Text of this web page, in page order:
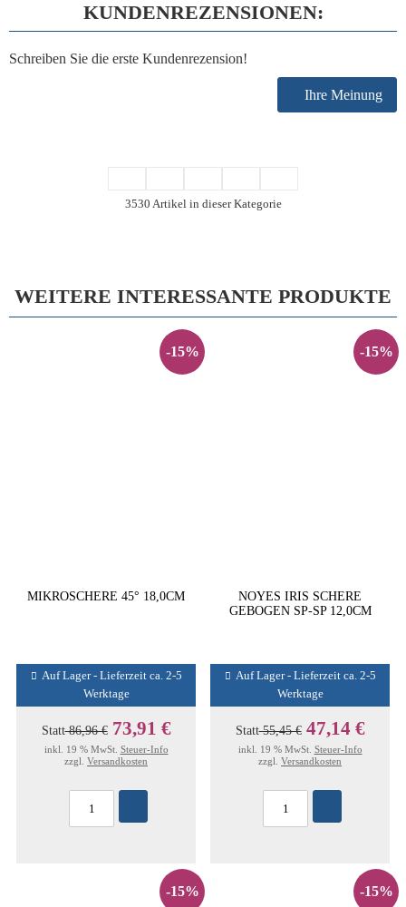
KUNDENREZENSIONEN:
Schreiben Sie die erste Kundenrezension!
Ihre Meinung
3530 Artikel in dieser Kategorie
WEITERE INTERESSANTE PRODUKTE
-15%
MIKROSCHERE 45° 18,0CM
Auf Lager - Lieferzeit ca. 2-5
Werktage
Statt86,96 € 73,91 €
inkl. 19 % MwSt. Steuer-Info
zzgl. Versandkosten
-15%
NOYES IRIS SCHERE
GEBOGEN SP-SP 12,0CM
Auf Lager - Lieferzeit ca. 2-5
Werktage
Statt55,45 € 47,14 €
inkl. 19 % MwSt. Steuer-Info
zzgl. Versandkosten
-15% -15%